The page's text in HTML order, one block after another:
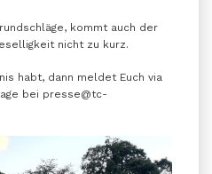
kommt auch der
nicht zu kurz.
habt, dann meldet Euch via
bei presse@tc-